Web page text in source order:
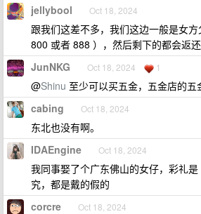
jellybool Oct 18, 2024
跟我们这差不多，我们这边一般是女
800 或者 888 ），然后剩下的都会返还
JunNKG Oct 18, 2024 1
@Shinu 至少可以买五金，五金店的五
cabing Oct 18, 2024
东北也没有啊。
IDAEngine Oct 18, 2024
我同事娶了个广东佛山的女仔，彩礼
究，都是戴的假的
corcre Oct 18, 2024